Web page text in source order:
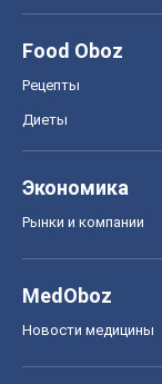
Food Oboz
Рецепты
Диеты
Экономика
Рынки и компании
MedOboz
Новости медицины